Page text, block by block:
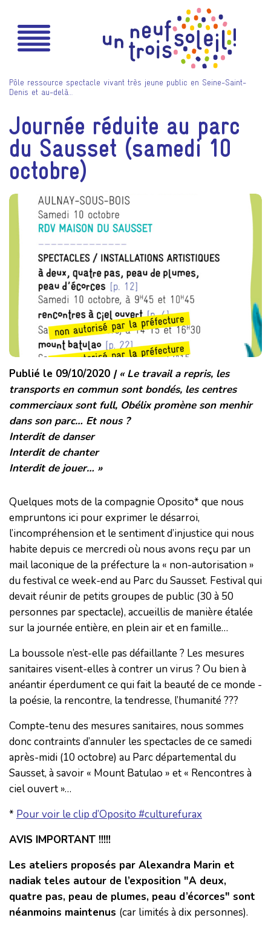
Pôle ressource spectacle vivant très jeune public en Seine-Saint-
Denis et au-delà…
Journée réduite au parc
du Sausset (samedi 10
octobre)
Publié le 09/10/2020 | « Le travail a repris, les
transports en commun sont bondés, les centres
commerciaux sont full, Obélix promène son menhir
dans son parc… Et nous ?
Interdit de danser
Interdit de chanter
Interdit de jouer… »
Quelques mots de la compagnie Oposito* que nous
empruntons ici pour exprimer le désarroi,
l’incompréhension et le sentiment d’injustice qui nous
habite depuis ce mercredi où nous avons reçu par un
mail laconique de la préfecture la « non-autorisation »
du festival ce week-end au Parc du Sausset. Festival qui
devait réunir de petits groupes de public (30 à 50
personnes par spectacle), accueillis de manière étalée
sur la journée entière, en plein air et en famille…
La boussole n’est-elle pas défaillante ? Les mesures
sanitaires visent-elles à contrer un virus ? Ou bien à
anéantir éperdument ce qui fait la beauté de ce monde -
la poésie, la rencontre, la tendresse, l’humanité ???
Compte-tenu des mesures sanitaires, nous sommes
donc contraints d’annuler les spectacles de ce samedi
après-midi (10 octobre) au Parc départemental du
Sausset, à savoir « Mount Batulao » et « Rencontres à
ciel ouvert »…
* Pour voir le clip d’Oposito #culturefurax
AVIS IMPORTANT !!!!!
Les ateliers proposés par Alexandra Marin et
nadiak teles autour de l’exposition "A deux,
quatre pas, peau de plumes, peau d’écorces" sont
néanmoins maintenus (car limités à dix personnes).